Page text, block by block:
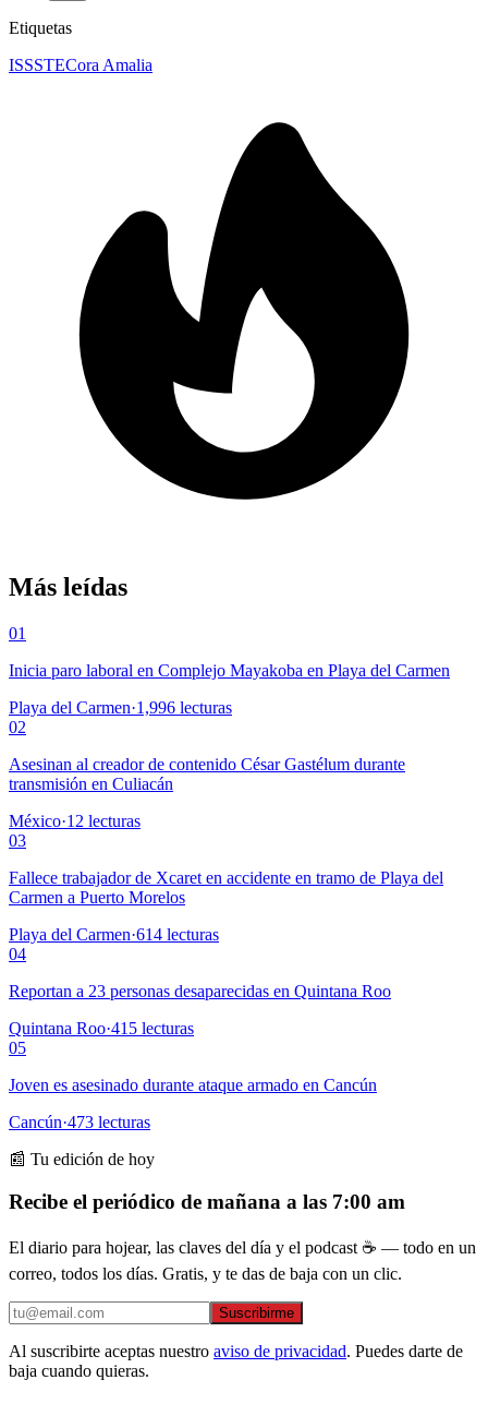
Etiquetas
ISSSTECora Amalia
Más leídas
01
Inicia paro laboral en Complejo Mayakoba en Playa del Carmen
Playa del Carmen·1,996 lecturas
02
Asesinan al creador de contenido César Gastélum durante
transmisión en Culiacán
México·12 lecturas
03
Fallece trabajador de Xcaret en accidente en tramo de Playa del
Carmen a Puerto Morelos
Playa del Carmen·614 lecturas
04
Reportan a 23 personas desaparecidas en Quintana Roo
Quintana Roo·415 lecturas
05
Joven es asesinado durante ataque armado en Cancún
Cancún·473 lecturas
📰 Tu edición de hoy
Recibe el periódico de mañana a las 7:00 am
El diario para hojear, las claves del día y el podcast ☕ — todo en un
correo, todos los días. Gratis, y te das de baja con un clic.
Suscribirme
Al suscribirte aceptas nuestro aviso de privacidad. Puedes darte de
baja cuando quieras.